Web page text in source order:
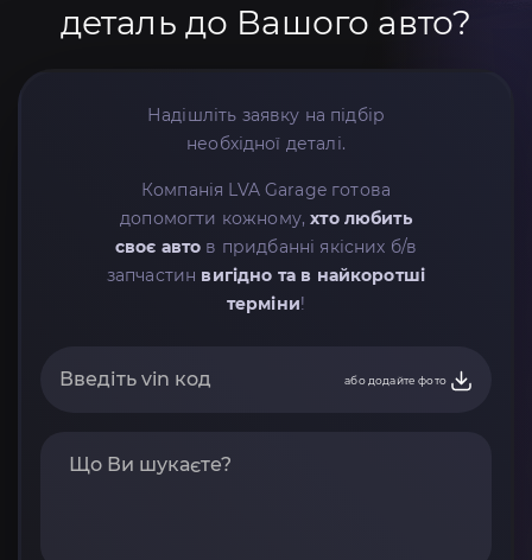
деталь до Вашого авто?
Надішліть заявку на підбір
необхідної деталі.
Компанія LVA Garage готова
допомогти кожному,хто любить
своє авто в придбанні якісних б/в
запчастин вигідно та в найкоротші
терміни!
або додайте фото